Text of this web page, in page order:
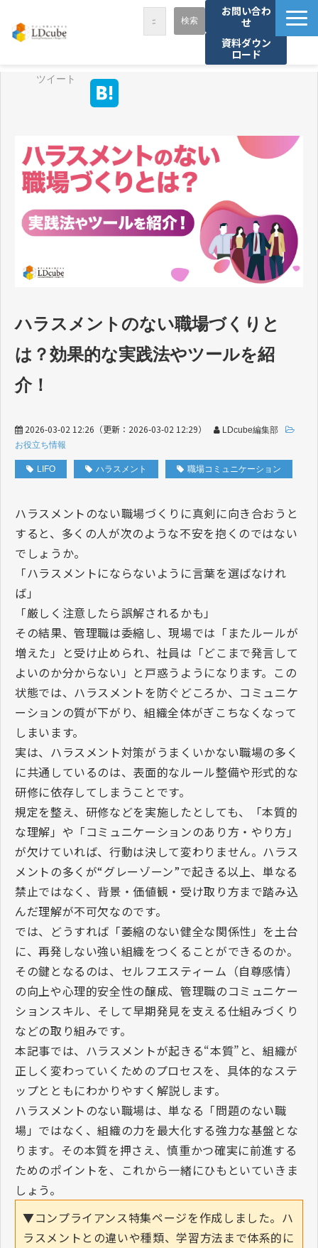
お問い合わ
せ
資料ダウン
ロード
LDcubeが選ばれる理由
事例紹介
セミナー・講座
お役立ち情報
資料ダウンロード
ツイート
ハラスメントのない職場づくりと
は？効果的な実践法やツールを紹
介！
2026-03-02 12:26 （更新： 2026-03-02 12:29）
LDcube編集部
お役立ち情報
LIFO ハラスメント 職場コミュニケーション
ハラスメントのない職場づくりに真剣に向き合おうと
すると、多くの人が次のような不安を抱くのではない
でしょうか。
「ハラスメントにならないように言葉を選ばなけれ
ば」
「厳しく注意したら誤解されるかも」
その結果、管理職は委縮し、現場では「またルールが
増えた」と受け止められ、社員は「どこまで発言して
よいのか分からない」と戸惑うようになります。この
状態では、ハラスメントを防ぐどころか、コミュニケ
ーションの質が下がり、組織全体がぎこちなくなって
しまいます。
実は、ハラスメント対策がうまくいかない職場の多く
に共通しているのは、表面的なルール整備や形式的な
研修に依存してしまうことです。
規定を整え、研修などを実施したとしても、「本質的
な理解」や「コミュニケーションのあり方・やり方」
が欠けていれば、行動は決して変わりません。ハラス
メントの多くが“グレーゾーン”で起きる以上、単なる
禁止ではなく、背景・価値観・受け取り方まで踏み込
んだ理解が不可欠なのです。
では、どうすれば「萎縮のない健全な関係性」を土台
に、再発しない強い組織をつくることができるのか。
その鍵となるのは、セルフエスティーム（自尊感情）
の向上や心理的安全性の醸成、管理職のコミュニケー
ションスキル、そして早期発見を支える仕組みづくり
などの取り組みです。
本記事では、ハラスメントが起きる“本質”と、組織が
正しく変わっていくためのプロセスを、具体的なステ
ップとともにわかりやすく解説します。
ハラスメントのない職場は、単なる「問題のない職
場」ではなく、組織の力を最大化する強力な基盤とな
ります。その本質を押さえ、慎重かつ確実に前進する
ためのポイントを、これから一緒にひもといていきま
しょう。
▼コンプライアンス特集ページを作成しました。ハ
ラスメントとの違いや種類、学習方法まで体系的に